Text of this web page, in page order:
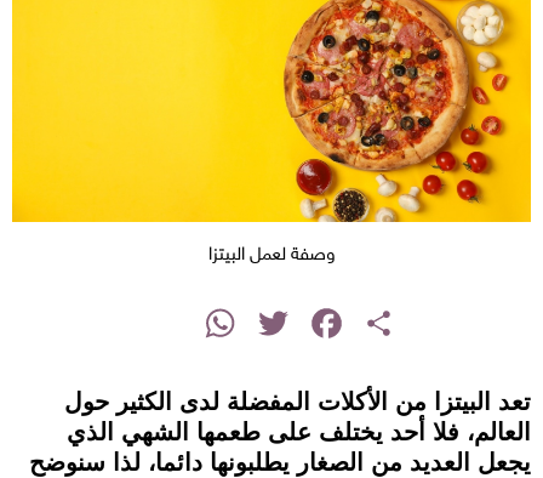
وصفة لعمل البيتزا
Share
Facebook
Twitter
WhatsApp
تعد البيتزا من الأكلات المفضلة لدى الكثير حول
العالم، فلا أحد يختلف على طعمها الشهي الذي
يجعل العديد من الصغار يطلبونها دائما، لذا سنوضح